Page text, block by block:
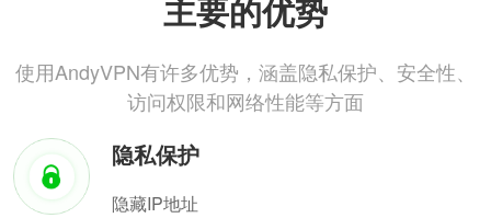
主要的优势
使用AndyVPN有许多优势，涵盖隐私保护、安全性、
访问权限和网络性能等方面
隐私保护
隐藏IP地址